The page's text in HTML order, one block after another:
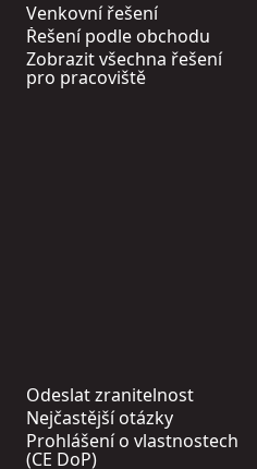
Venkovní řešení
Řešení podle obchodu
Zobrazit všechna řešení
pro pracoviště
Odeslat zranitelnost
Nejčastější otázky
Prohlášení o vlastnostech
(CE DoP)